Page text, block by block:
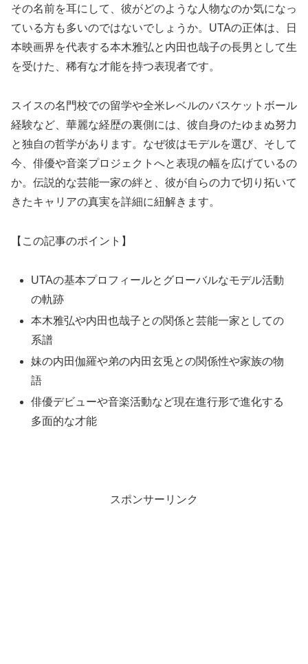
その名前を耳にして、彼がどのような人物なのか気になっ
ている方も多いのではないでしょうか。UTAの正体は、日
本映画界を代表する本木雅弘と内田也哉子の長男として生
を受けた、稀有な才能を持つ表現者です。
スイスの名門校での留学や全米レベルのバスケットボール
経験など、華麗な経歴の裏側には、彼自身のたゆまぬ努力
と独自の哲学があります。なぜ彼はモデルを選び、そして
今、俳優や音楽プロジェクトへと表現の幅を広げているの
か。伝説的な芸能一家の絆と、彼が自らの力で切り拓いて
きたキャリアの真実を詳細に紐解きます。
【この記事のポイント】
UTAの基本プロフィールとグローバルなモデル活動
の軌跡
本木雅弘や内田也哉子との関係と芸能一家としての
系譜
妹の内田伽羅や弟の内田玄兎との関係性や家族の物
語
俳優デビューや音楽活動など現在進行形で進化する
多面的な才能
スポンサーリンク